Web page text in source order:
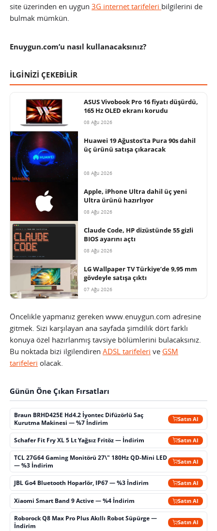
site üzerinden en uygun 3G internet tarifeleri bilgilerini de
bulmak mümkün.
Enuygun.com’u nasıl kullanacaksınız?
İLGİNİZİ ÇEKEBİLİR
ASUS Vivobook Pro 16 fiyatı düşürdü,
165 Hz OLED ekranı korudu
08 Ağu 2026
Huawei 19 Ağustos’ta Pura 90s dahil
üç ürünü satışa çıkaracak
08 Ağu 2026
Apple, iPhone Ultra dahil üç yeni
Ultra ürünü hazırlıyor
08 Ağu 2026
Claude Code, HP dizüstünde 55 gizli
BIOS ayarını açtı
08 Ağu 2026
LG Wallpaper TV Türkiye’de 9,95 mm
gövdeyle satışa çıktı
07 Ağu 2026
Öncelikle yapmanız gereken www.enuygun.com adresine
gitmek. Sizi karşılayan ana sayfada şimdilik dört farklı
konuya özel hazırlanmış tavsiye bölümlerini bulacaksınız.
Bu noktada bizi ilgilendiren ADSL tarifeleri ve GSM
tarifeleri olacak.
Günün Öne Çıkan Fırsatları
Braun BRHD425E Hd4.2 İyontec Difüzörlü Saç
Kurutma Makinesi — %7 İndirim
Satın Al
Schafer Fit Fry XL 5 Lt Yağsız Fritöz — İndirim Satın Al
TCL 27G64 Gaming Monitörü 27\" 180Hz QD-Mini LED
— %3 İndirim
Satın Al
JBL Go4 Bluetooth Hoparlör, IP67 — %3 İndirim Satın Al
Xiaomi Smart Band 9 Active — %4 İndirim Satın Al
Roborock Q8 Max Pro Plus Akıllı Robot Süpürge —
İndirim
Satın Al